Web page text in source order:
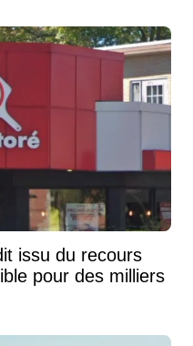
issu du recours
pour des milliers